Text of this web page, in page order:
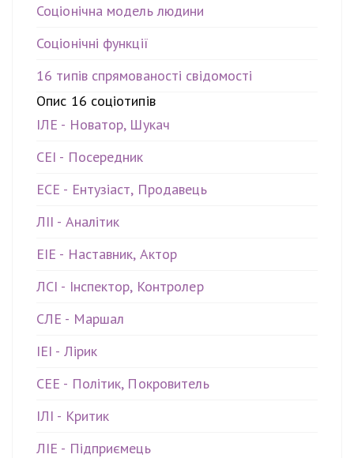
Соціонічна модель людини
Соціонічні функції
16 типів спрямованості свідомості
Опис 16 соціотипів
ІЛЕ - Новатор, Шукач
СЕІ - Посередник
ЕСЕ - Ентузіаст, Продавець
ЛІІ - Аналітик
ЕІЕ - Наставник, Актор
ЛСІ - Інспектор, Контролер
СЛЕ - Маршал
ІЕІ - Лірик
СЕЕ - Політик, Покровитель
ІЛІ - Критик
ЛІЕ - Підприємець